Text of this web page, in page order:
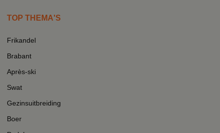
TOP THEMA'S
Frikandel
Brabant
Après-ski
Swat
Gezinsuitbreiding
Boer